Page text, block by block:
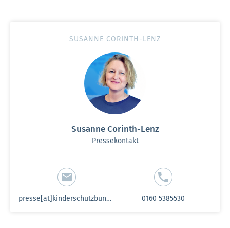
SUSANNE CORINTH-LENZ
Susanne Corinth-Lenz
Pressekontakt
presse[at]kinderschutzbund-sh.de 0160 5385530